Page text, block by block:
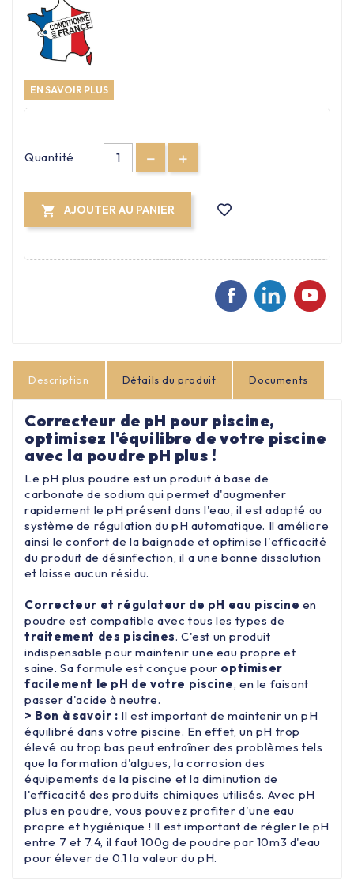
EN SAVOIR PLUS
Quantité
 AJOUTER AU PANIER
Description Détails du produit Documents
Correcteur de pH pour piscine,
optimisez l'équilibre de votre piscine
avec la poudre pH plus !
Le pH plus poudre est un produit à base de
carbonate de sodium qui permet d'augmenter
rapidement le pH présent dans l'eau, il est adapté au
système de régulation du pH automatique. Il améliore
ainsi le confort de la baignade et optimise l'efficacité
du produit de désinfection, il a une bonne dissolution
et laisse aucun résidu.
Correcteur et régulateur de pH eau piscine en
poudre est compatible avec tous les types de
traitement des piscines. C'est un produit
indispensable pour maintenir une eau propre et
saine. Sa formule est conçue pour optimiser
facilement le pH de votre piscine, en le faisant
passer d'acide à neutre.
> Bon à savoir : Il est important de maintenir un pH
équilibré dans votre piscine. En effet, un pH trop
élevé ou trop bas peut entraîner des problèmes tels
que la formation d'algues, la corrosion des
équipements de la piscine et la diminution de
l'efficacité des produits chimiques utilisés. Avec pH
plus en poudre, vous pouvez profiter d'une eau
propre et hygiénique ! Il est important de régler le pH
entre 7 et 7.4, il faut 100g de poudre par 10m3 d'eau
pour élever de 0.1 la valeur du pH.